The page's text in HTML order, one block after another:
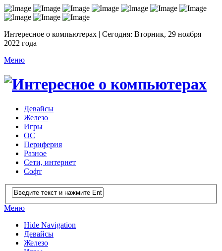
Интересное о компьютерах | Сегодня: Вторник, 29 ноября
2022 года
Меню
Девайсы
Железо
Игры
ОС
Периферия
Разное
Сети, интернет
Софт
Меню
Hide Navigation
Девайсы
Железо